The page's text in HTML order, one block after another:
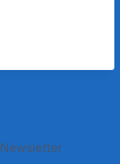
Newsletter